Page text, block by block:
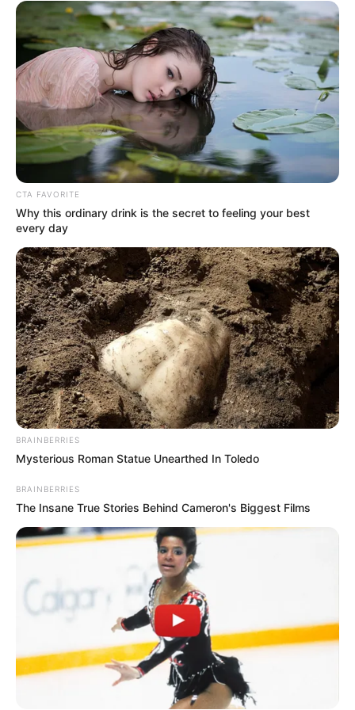
Σελιδοποίηση
άρθρων
1 2
ΚΟΙΝΩΝΙΚΑ ΔΙΚΤΥΑ
FACEBOOK
YOUTUBE ΕΓΓΡΑΦΕΊΤΕ
EMAIL ΑΚΟΛΟΥΘΉΣΤΕ
CTA FAVORITE
Why this ordinary drink is the secret to feeling your best
every day
BRAINBERRIES
Mysterious Roman Statue Unearthed In Toledo
BRAINBERRIES
The Insane True Stories Behind Cameron's Biggest Films